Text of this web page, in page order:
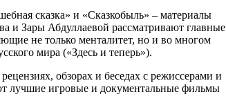
сказка» и «Сказкобыль» – материалы
и Зары Абдуллаевой рассматривают главные
не только менталитет, но и во многом
мира («Здесь и теперь»).
обзорах и беседах с режиссерами и
лучшие игровые и документальные фильмы